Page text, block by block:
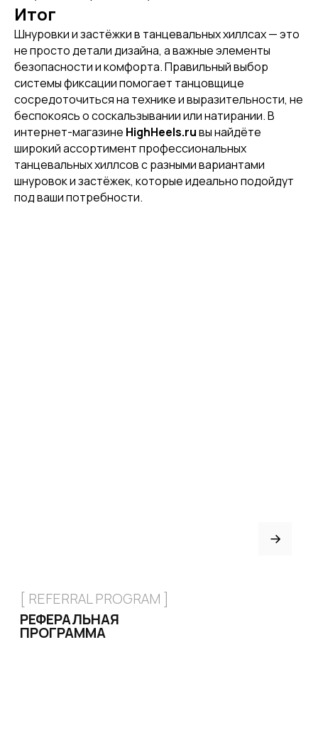
Итог
Шнуровки и застёжки в танцевальных хиллсах — это
не просто детали дизайна, а важные элементы
безопасности и комфорта. Правильный выбор
системы фиксации помогает танцовщице
сосредоточиться на технике и выразительности, не
беспокоясь о соскальзывании или натирании. В
интернет-магазине HighHeels.ruвы найдёте
широкий ассортимент профессиональных
танцевальных хиллсов с разными вариантами
шнуровок и застёжек, которые идеально подойдут
под ваши потребности.
Возврат и обмен
Рассрочка
FAQ